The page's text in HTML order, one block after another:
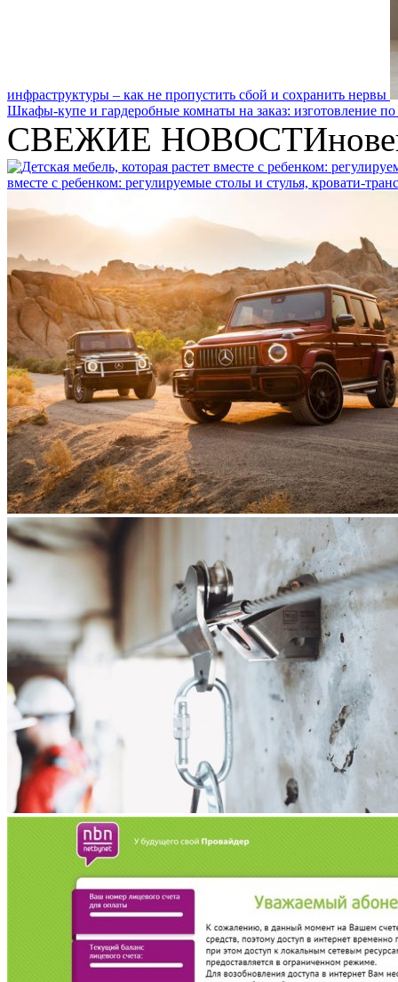
инфраструктуры – как не пропустить сбой и сохранить нервы
Шкафы-купе и гардеробные комнаты на заказ: изготовление по
СВЕЖИЕ НОВОСТИ
вместе с ребенком: регулируемые столы и стулья, кровати-